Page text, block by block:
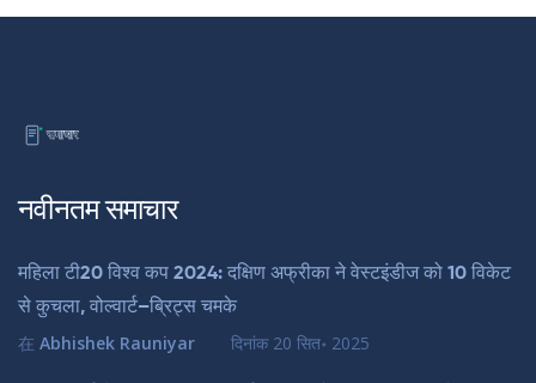
नवीनतम समाचार
महिला टी20 विश्व कप 2024: दक्षिण अफ्रीका ने वेस्टइंडीज को 10 विकेट
से कुचला, वोल्वार्ट–ब्रिट्स चमके
在 Abhishek Rauniyar दिनांक 20 सित॰ 2025